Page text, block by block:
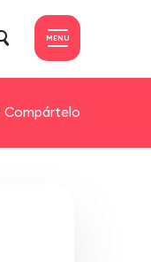
MENU
Compártelo